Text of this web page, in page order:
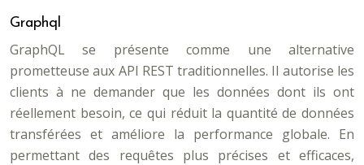
Graphql
GraphQL se présente comme une alternative
prometteuse aux API REST traditionnelles. Il autorise les
clients à ne demander que les données dont ils ont
réellement besoin, ce qui réduit la quantité de données
transférées et améliore la performance globale. En
permettant des requêtes plus précises et efficaces,